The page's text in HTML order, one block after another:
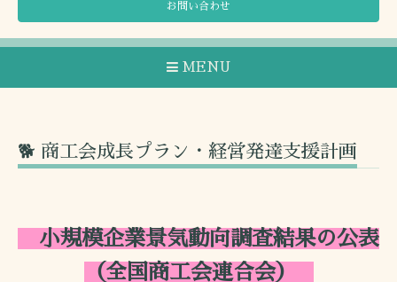
お問い合わせ
MENU
🐕 商工会成長プラン・経営発達支援計画
小規模企業景気動向調査結果の公表
（全国商工会連合会）